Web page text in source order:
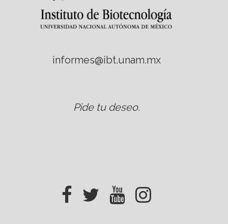
informes@ibt.unam.mx
Pide tu deseo.